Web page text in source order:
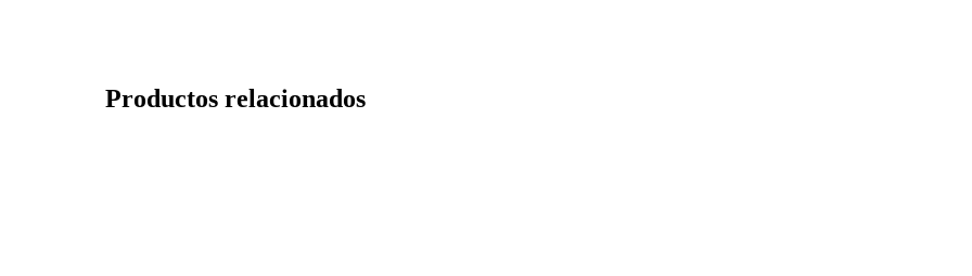
Productos relacionados